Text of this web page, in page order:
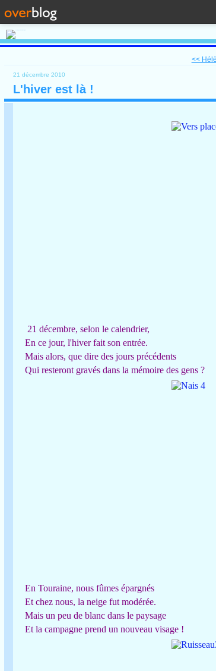
<<
21 décembre 2010
L'hiver est là !
21 décembre, selon le calendrier,
En ce jour, l'hiver fait son entrée.
Mais alors, que dire des jours précédents
Qui resteront gravés dans la mémoire des gens ?
En Touraine, nous fûmes épargnés
Et chez nous, la neige fut modérée.
Mais un peu de blanc dans le paysage
Et la campagne prend un nouveau visage !